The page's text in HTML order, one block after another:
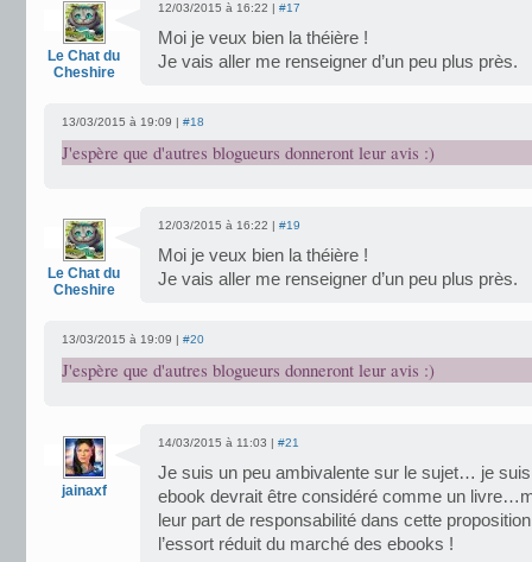
Le Chat du
Cheshire
12/03/2015 à 16:22 | #17
Moi je veux bien la théière !
Je vais aller me renseigner d’un peu plus près.
13/03/2015 à 19:09 | #18
J'espère que d'autres blogueurs donneront leur avis :)
Le Chat du
Cheshire
12/03/2015 à 16:22 | #19
Moi je veux bien la théière !
Je vais aller me renseigner d’un peu plus près.
13/03/2015 à 19:09 | #20
J'espère que d'autres blogueurs donneront leur avis :)
jainaxf
14/03/2015 à 11:03 | #21
Je suis un peu ambivalente sur le sujet… je suis
ebook devrait être considéré comme un
leur part de responsabilité dans cette
l’essort réduit du marché des ebooks !